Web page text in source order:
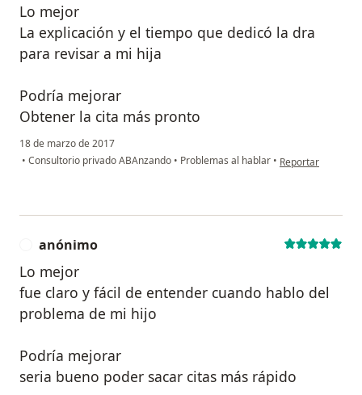
Lo mejor
La explicación y el tiempo que dedicó la dra
para revisar a mi hija
Podría mejorar
Obtener la cita más pronto
18 de marzo de 2017
• Consultorio privado ABAnzando • Problemas al hablar • en opinión del
Reportar
anónimo
Lo mejor
fue claro y fácil de entender cuando hablo del
problema de mi hijo
Podría mejorar
seria bueno poder sacar citas más rápido